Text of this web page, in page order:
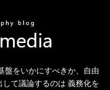
盤をいかにすべきか、自由
て議論するのは 義務化を